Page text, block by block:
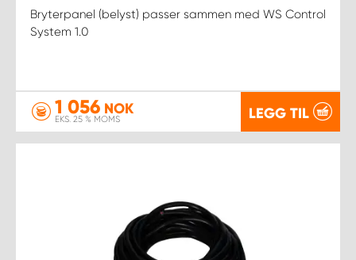
Bryterpanel (belyst) passer sammen med WS Control
System 1.0
1 056 NOK
EKS. 25 % MOMS LEGG TIL